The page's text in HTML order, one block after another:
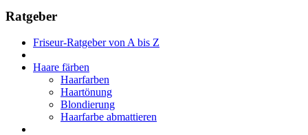
Ratgeber
Friseur-Ratgeber von A bis Z
Haare färben
Haarfarben
Haartönung
Blondierung
Haarfarbe abmattieren